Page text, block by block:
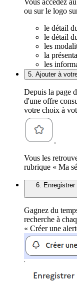
ou sur le logo
le détail
le détail
les
la
les
5. Ajouter à
Depuis la page
d'une offre
votre choix à
.
Vous les
rubrique « Ma
6.
Gagnez du
recherche à
« Créer une